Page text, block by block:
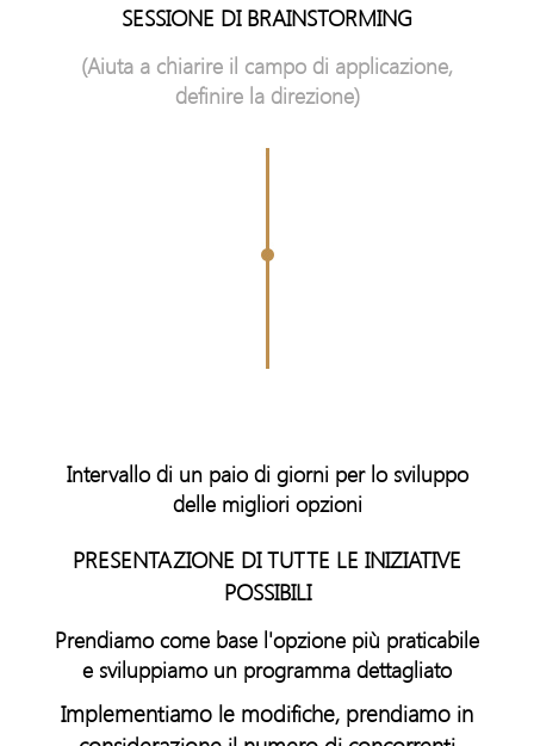
SESSIONE DI BRAINSTORMING
(Aiuta a chiarire il campo di applicazione,
definire la direzione)
Intervallo di un paio di giorni per lo sviluppo
delle migliori opzioni
PRESENTAZIONE DI TUTTE LE INIZIATIVE
POSSIBILI
Prendiamo come base l'opzione più praticabile
e sviluppiamo un programma dettagliato
Implementiamo le modifiche, prendiamo in